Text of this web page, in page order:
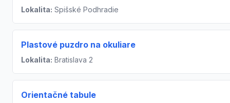
Lokalita: Spišské Podhradie
Plastové puzdro na okuliare
Lokalita: Bratislava 2
Orientačné tabule